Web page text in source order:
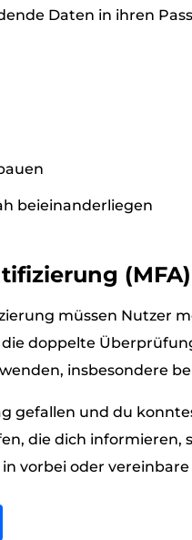
Daten in ihren
beieinanderliegen
(MFA)
müssen Nutzer
doppelte
insbesondere
gefallen und du
die dich informieren,
vorbei oder